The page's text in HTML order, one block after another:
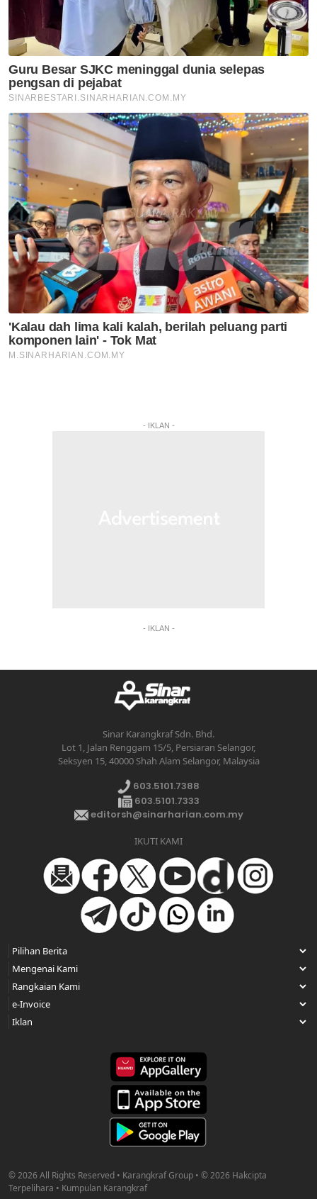
- IKLAN -
- IKLAN -
Sinar Karangkraf Sdn. Bhd.
Lot 1, Jalan Renggam 15/5, Persiaran Selangor,
Seksyen 15, 40000 Shah Alam Selangor, Malaysia
603.5101.7388
603.5101.7333
editorsh@sinarharian.com.my
IKUTI KAMI
© 2026 All Rights Reserved • Karangkraf Group • © 2026 Hakcipta
Terpelihara • Kumpulan Karangkraf